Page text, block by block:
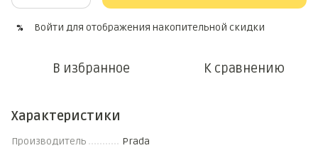
% Войти для отображения накопительной скидки
В избранное К сравнению
Характеристики
Производитель Prada